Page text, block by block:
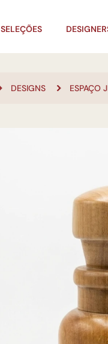
SELEÇÕES
DESIGNS ESPAÇO